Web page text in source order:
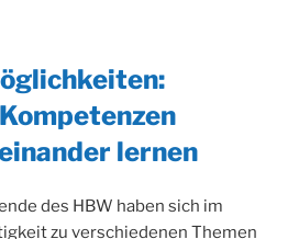
lernen
des HBW haben sich im
zu verschiedenen Themen